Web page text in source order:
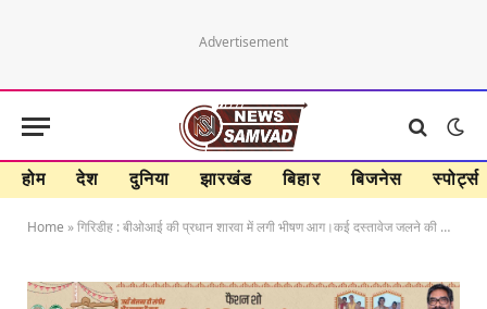
Advertisement
होम देश दुनिया झारखंड बिहार बिजनेस स्पोर्ट्स
Home »गिरिडीह : बीओआई की प्रधान शारवा में लगी भीषण आग।कई दस्तावेज जलने की आंशकां